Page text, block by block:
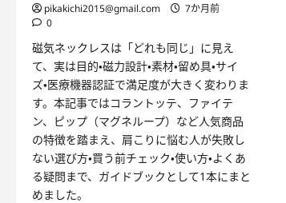
pikakichi2015@gmail.com
7か月前
0
磁気ネックレスは「どれも同じ」に見え
て、実は目的・磁力設計・素材・留め具・サイ
ズ・医療機器認証で満足度が大きく変わりま
す。本記事ではコラントッテ、ファイテ
ン、ピップ（マグネループ）など人気商品
の特徴を踏まえ、肩こりに悩む人が失敗し
ない選び方・買う前チェック・使い方・よくあ
る疑問まで、ガイドブックとして1本にまと
めました。